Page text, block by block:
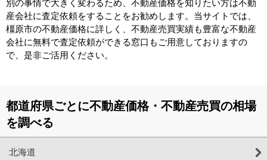
別の事情で大きく変わるため、不動産価格を知りたい方は不動
産会社に査定依頼をすることをお勧めします。当サイトでは、
橿原市の不動産価格に詳しく、不動産売買実績も豊富な不動産
会社に無料で査定依頼ができる窓口もご用意しておりますの
で、是非ご活用ください。
都道府県ごとに不動産価格・不動産売買の相場
を調べる
北海道